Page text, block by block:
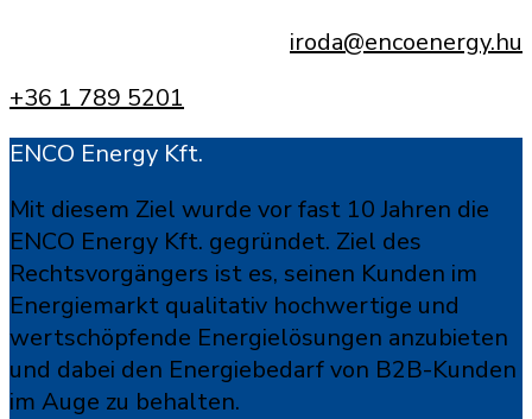
iroda@encoenergy.hu
+36 1 789 5201
ENCO Energy Kft.
Mit diesem Ziel wurde vor fast 10 Jahren die
ENCO Energy Kft. gegründet. Ziel des
Rechtsvorgängers ist es, seinen Kunden im
Energiemarkt qualitativ hochwertige und
wertschöpfende Energielösungen anzubieten
und dabei den Energiebedarf von B2B-Kunden
im Auge zu behalten.